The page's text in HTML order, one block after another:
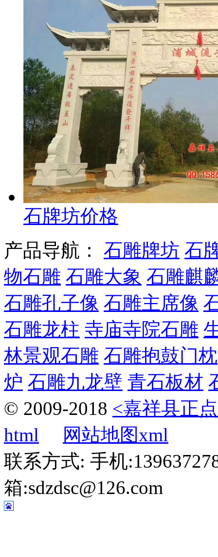
石牌坊价格
产品导航： 石雕牌坊 石
物石雕 石雕大象 石雕麒
石雕孔子像 石雕主席像
石雕龙柱 寺庙寺院石雕
林景观石雕 石雕抱鼓门枕
炉 石雕九龙壁 青石板材
© 2009-2018 <嘉祥县正
html
网站地图xml
联系方式: 手机
箱:sdzdsc@126.com